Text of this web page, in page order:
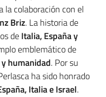
la colaboración con el
Briz. La historia de
deItalia, España y
emblemático de
humanidad. Por su
ha sido honrado
Italia e Israel.